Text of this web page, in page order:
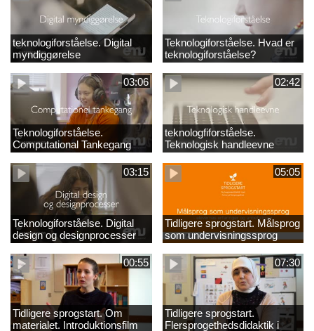
teknologiforståelse. Digital
myndiggørelse
Teknologiforståelse. Hvad er
teknologiforståelse?
03:06
Teknologiforståelse.
Computational Tankegang
02:42
teknologfiforståelse.
Teknologisk handleevne
03:15
Teknologiforståelse. Digital
design og designprocesser
05:05
Tidligere sprogstart. Målsprog
som undervisningssprog
00:55
Tidligere sprogstart. Om
materialet. Introduktionsfilm
07:30
Tidligere sprogstart.
Flersprogethedsdidaktik i